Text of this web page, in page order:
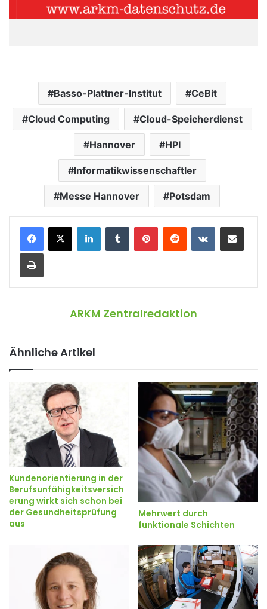
Basso-Plattner-Institut CeBit
Cloud Computing Cloud-Speicherdienst
Hannover HPI
Informatikwissenschaftler
Messe Hannover Potsdam
ARKM Zentralredaktion
Ähnliche Artikel
Kundenorientierung in der
Berufsunfähigkeitsversich
erung wirkt sich schon bei
der Gesundheitsprüfung
aus
Mehrwert durch
funktionale Schichten